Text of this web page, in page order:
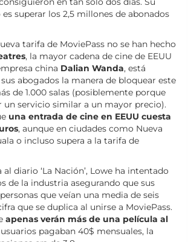
superar los 2,5 millones de abonados
tarifa de MoviePass no se han hecho
, la mayor cadena de cine de EEUU
china Dalian Wanda, está
abogados la manera de bloquear este
de 1.000 salas (posiblemente porque
un servicio similar a un mayor precio).
una entrada de cine en EEUU cuesta
, aunque en ciudades como Nueva
o incluso supera a la tarifa de
diario ‘La Nación’, Lowe ha intentado
de la industria asegurando que sus
que veían una media de seis
que se duplica al unirse a MoviePass.
apenas verán más de una película al
pagaban 40$ mensuales, la